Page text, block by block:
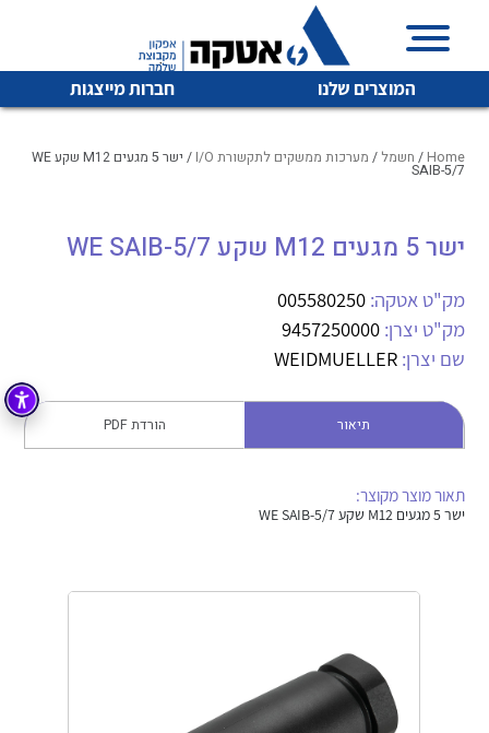
המוצרים שלנו חברות מייצגות
איכות | שרות | זמינות
והפצה של מוצרי
מיתוג, בקרה , ואינסטלציה חשמלית ופעילה ב7 תחומים:
חשמל מיתוג ואינסטלציה חשמלית
בקרה
זיווד
אלקטרוניקה
מטענים לרכב חשמלי
לכל מוצרי היצרן לכל מוצרי היצרן
לכל מוצרי היצרן לכל מוצרי היצרן
לכל מוצרי היצרן
Home
/ חשמל / מערכות ממשקים לתקשורת I/O / ישר 5 מגעים M12 שקע WE
SAIB-5/7
ישר 5 מגעים M12 שקע WE SAIB-5/7
מק"ט אטקה: 005580250
מק"ט יצרן: 9457250000
שם יצרן: WEIDMUELLER
תיאור הורדת PDF
תאור מוצר מקוצר:
ישר 5 מגעים M12 שקע WE SAIB-5/7